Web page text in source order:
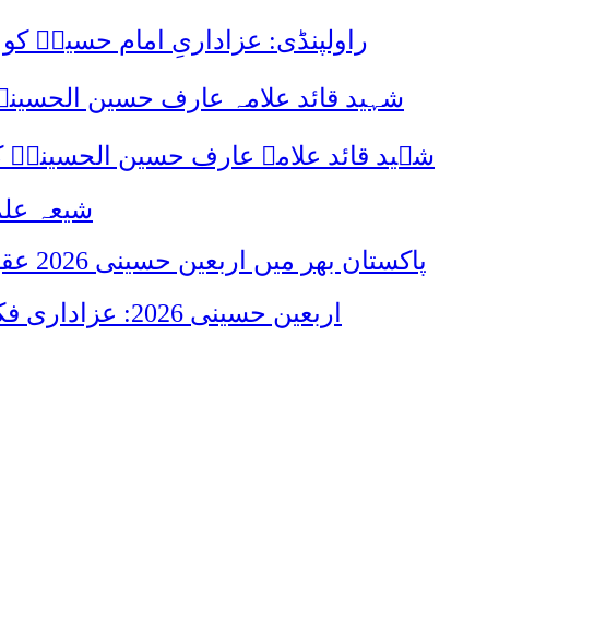
راولپنڈی: عزاداریِ امام حسینؑ
شہید قائد علامہ عارف حسین
شہید قائد علامہ عارف حسین الحسینیؒ کی 38ویں برسی پر قائد ملت جعفریہ پاکستان علامہ ساجد علی نقوی کا
شیعہ
پاکستان بھر میں اربعین حسینی 2026 عقیدت، اتحاد اور جوش و جذبے کے ساتھ منایا گیا، لاکھوں عزادار جلوسوں میں شریک
اربعین حسینی 2026: عزاداری فکر حسینی کی ترویج کا ذریعہ ہے، قائد ملت جعفریہ آیت اللہ سید ساجد علی نقوی